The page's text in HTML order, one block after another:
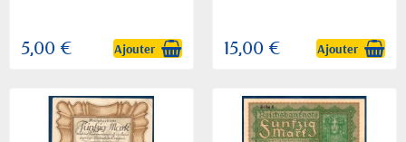
5,00 € Ajouter 15,00 € Ajouter